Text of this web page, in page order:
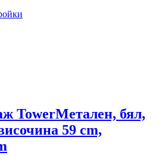
TowerМетален, бял,
59 cm,